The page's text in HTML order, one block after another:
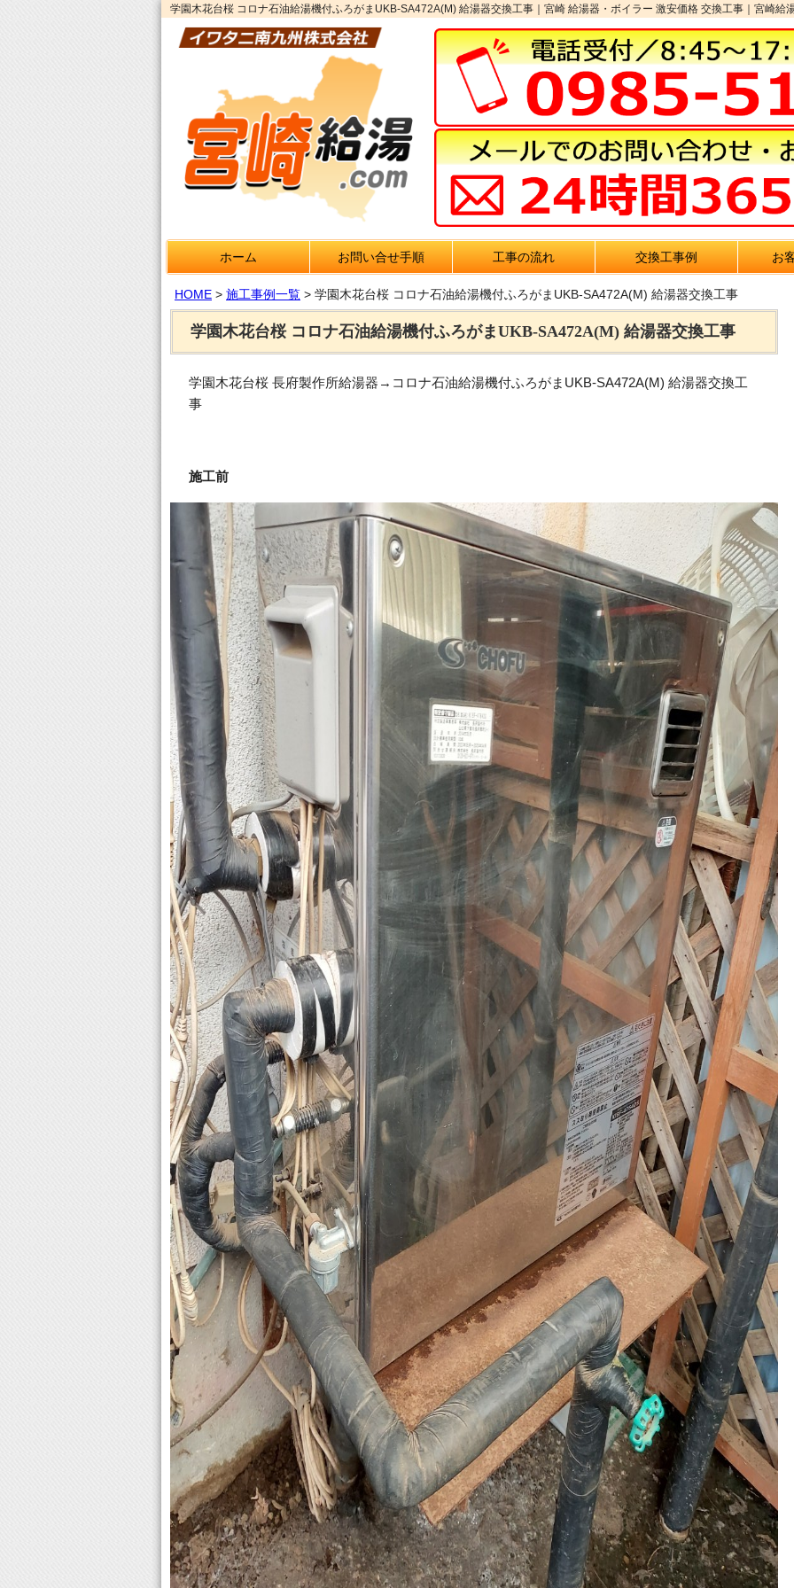
学園木花台桜 コロナ石油給湯機付ふろがまUKB-SA472A(M) 給湯器交換工事｜宮崎 給湯器・ボイラー 激安価格 交換工事｜宮崎給
ホーム お問い合せ手順 工事の流れ 交換工事例 お
HOME > 施工事例一覧 > 学園木花台桜 コロナ石油給湯機付ふろがまUKB-SA472A(M) 給湯器交換工事
学園木花台桜 コロナ石油給湯機付ふろがまUKB-SA472A(M) 給湯器交換工事
学園木花台桜 長府製作所給湯器→コロナ石油給湯機付ふろがまUKB-SA472A(M) 給湯器交換工
事
施工前